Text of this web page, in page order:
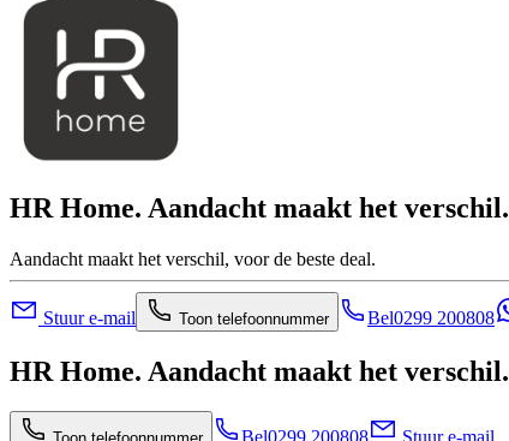
HR Home. Aandacht maakt het verschil.
Aandacht maakt het verschil, voor de beste deal.
Stuur e-mail Toon telefoonnummer Bel0299 200808
HR Home. Aandacht maakt het verschil.